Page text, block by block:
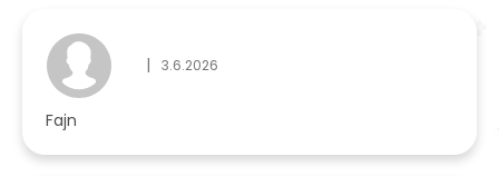
Hodnocení obchodu je 5 z 5 hvězdiček.
| 3.6.2026
Fajn